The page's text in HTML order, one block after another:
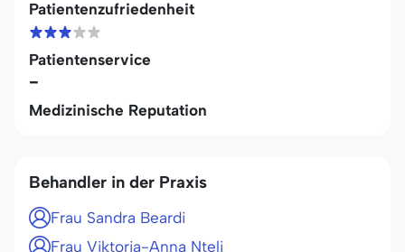
Patientenzufriedenheit
Patientenservice
-
Medizinische Reputation
Behandler in der Praxis
Frau Sandra Beardi
Frau Viktoria-Anna Nteli